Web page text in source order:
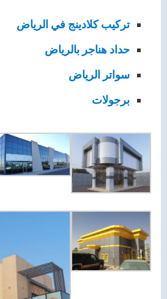
تركيب كلادينج في الرياض
حداد هناجر بالرياض
سواتر الرياض
برجولات